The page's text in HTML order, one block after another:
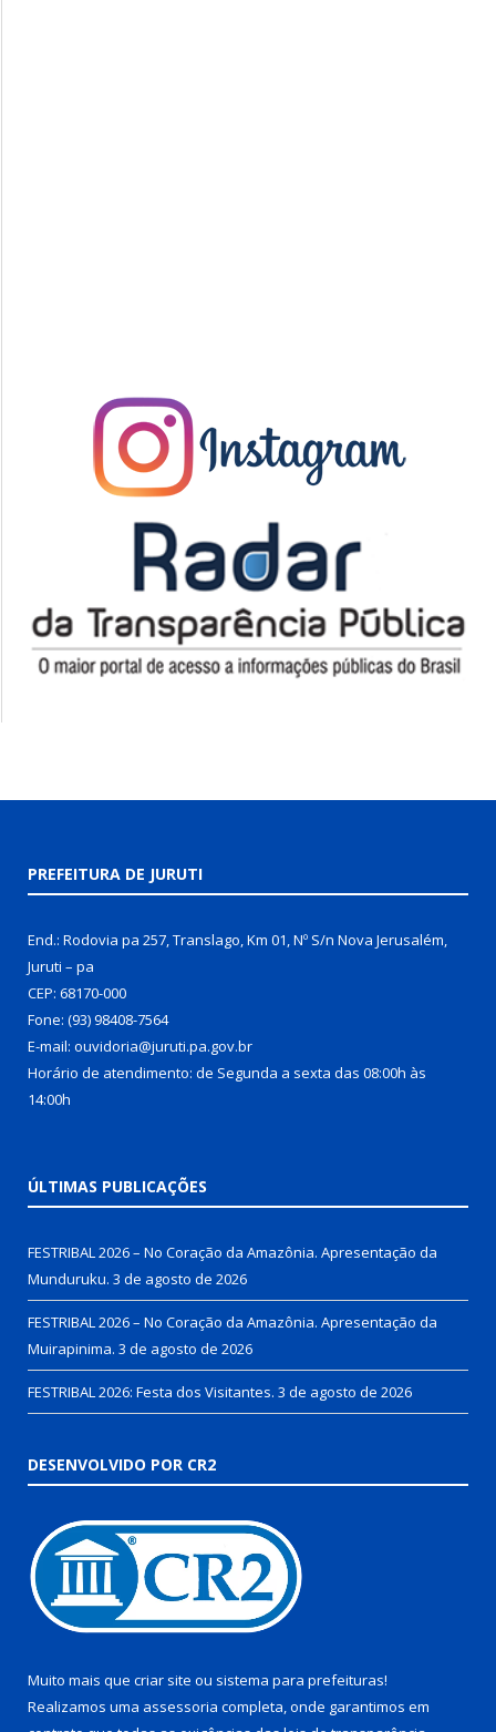
PREFEITURA DE JURUTI
End.: Rodovia pa 257, Translago, Km 01, Nº S/n Nova Jerusalém,
Juruti – pa
CEP: 68170-000
Fone: (93) 98408-7564
E-mail: ouvidoria@juruti.pa.gov.br
Horário de atendimento: de Segunda a sexta das 08:00h às
14:00h
ÚLTIMAS PUBLICAÇÕES
FESTRIBAL 2026 – No Coração da Amazônia. Apresentação da
Munduruku. 3 de agosto de 2026
FESTRIBAL 2026 – No Coração da Amazônia. Apresentação da
Muirapinima. 3 de agosto de 2026
FESTRIBAL 2026: Festa dos Visitantes. 3 de agosto de 2026
DESENVOLVIDO POR CR2
Muito mais que criar site ou sistema para prefeituras!
Realizamos uma assessoria completa, onde garantimos em